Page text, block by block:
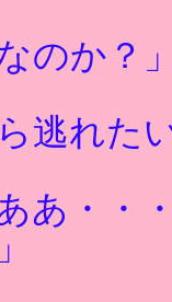
のか？
逃れた
あ・・